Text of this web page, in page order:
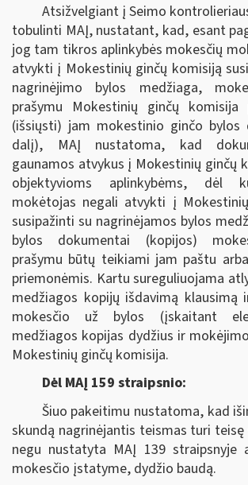
Atsižvelgiant į Seimo
tobulinti MAĮ, nustatant, kad, esant
jog tam tikros aplinkybės mokesčių
atvykti į Mokestinių ginčų komisiją
nagrinėjimo bylos medžiaga,
prašymu Mokestinių ginčų
(išsiųsti) jam mokestinio ginčo bylos
dalį), MAĮ nustatoma, kad
gaunamos atvykus į Mokestinių ginčų
objektyvioms aplinkybėms, dėl
mokėtojas negali atvykti į
susipažinti su nagrinėjamos bylos
bylos dokumentai (kopijos)
prašymu būtų teikiami jam paštu
priemonėmis. Kartu sureguliuojama
medžiagos kopijų išdavimą
mokesčio už bylos (įskaitant
medžiagos kopijas dydžius ir
Mokestinių ginčų komisija.
Dėl MAĮ 159 straipsnio:
Šiuo pakeitimu nustatoma, kad
skundą nagrinėjantis teismas turi
negu nustatyta MAĮ 139 straipsnyje
mokesčio įstatyme, dydžio baudą.